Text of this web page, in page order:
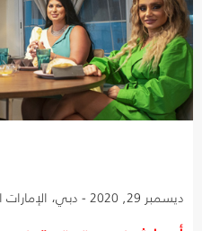
ديسمبر 29, 2020 - دبي، الإمارات العربية المتحدة